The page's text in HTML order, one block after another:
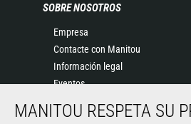
SOBRE NOSOTROS
Empresa
Contacte con Manitou
Información legal
Eventos
Historia
MANITOU RESPETA SU